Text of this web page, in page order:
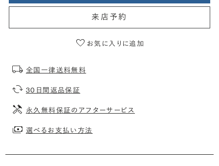
来店予約
お気に入りに追加
全国一律送料無料
30日間返品保証
永久無料保証のアフターサービス
選べるお支払い方法